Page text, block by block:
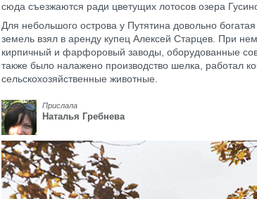
сюда съезжаются ради цветущих лотосов озера
Для небольшого острова у Путятина довольно
земель взял в аренду купец Алексей Старцев. При
кирпичный и фарфоровый заводы, оборудованные
также было налажено производство шелка, работал
сельскохозяйственные животные.
Прислала
Наталья Гребнева